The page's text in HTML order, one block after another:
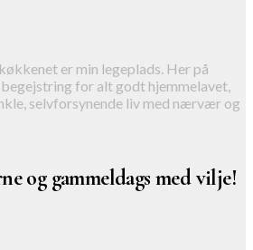
er min legeplads. Her på
for alt godt hjemmelavet,
selvforsynende liv med nærvær og
og gammeldags med vilje!